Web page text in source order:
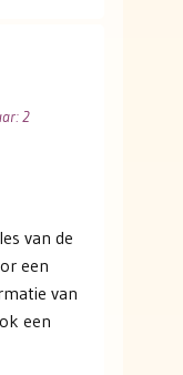
2
van de
een
van
een